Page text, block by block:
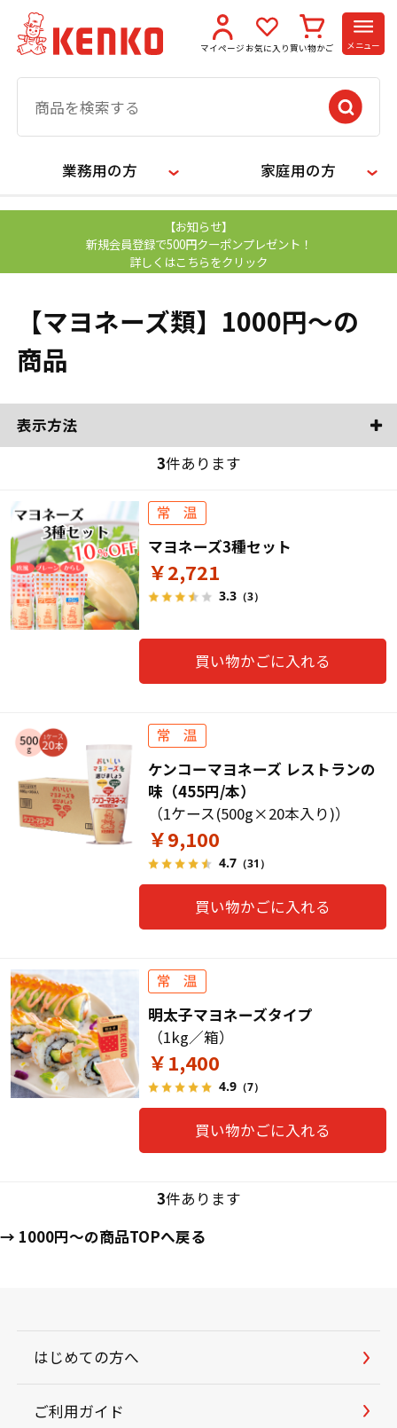
マイページ お気に入り 買い物かご メニュー
業務用の方 家庭用の方
【お知らせ】
新規会員登録で500円クーポンプレゼント！
詳しくはこちらをクリック
【マヨネーズ類】1000円～の
商品
表示方法
3件あります
マヨネーズ3種セット
￥2,721
3.3（3）
買い物かごに入れる
ケンコーマヨネーズ レストランの
味（455円/本）
（1ケース(500g×20本入り)）
￥9,100
4.7（31）
買い物かごに入れる
明太子マヨネーズタイプ
（1kg／箱）
￥1,400
4.9（7）
買い物かごに入れる
3件あります
→ 1000円～の商品TOPへ戻る
はじめての方へ
ご利用ガイド